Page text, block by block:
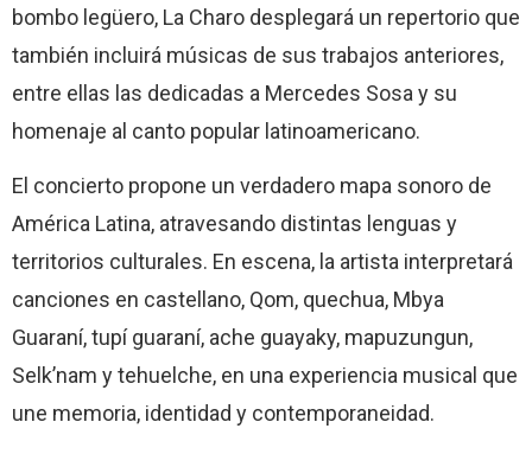
bombo legüero, La Charo desplegará un repertorio que
también incluirá músicas de sus trabajos anteriores,
entre ellas las dedicadas a Mercedes Sosa y su
homenaje al canto popular latinoamericano.
El concierto propone un verdadero mapa sonoro de
América Latina, atravesando distintas lenguas y
territorios culturales. En escena, la artista interpretará
canciones en castellano, Qom, quechua, Mbya
Guaraní, tupí guaraní, ache guayaky, mapuzungun,
Selk’nam y tehuelche, en una experiencia musical que
une memoria, identidad y contemporaneidad.